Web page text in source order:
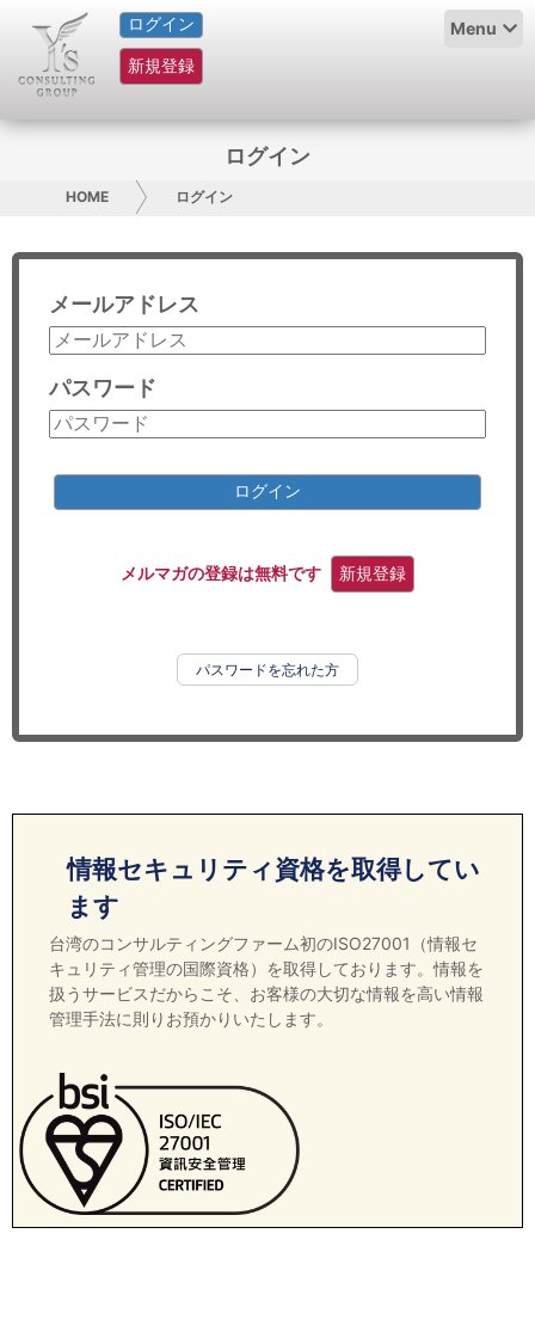
ログイン
新規登録
Menu
HOME
サービス紹介
グループ概要
採用情報
お問い合わせ
コンサルティング
リサーチ
ログイン
HOME ログイン
メールアドレス
パスワード
ログイン
メルマガの登録は無料です 新規登録
パスワードを忘れた方
情報セキュリティ資格を取得してい
ます
台湾のコンサルティングファーム初のISO27001（情報セ
キュリティ管理の国際資格）を取得しております。情報を
扱うサービスだからこそ、お客様の大切な情報を高い情報
管理手法に則りお預かりいたします。